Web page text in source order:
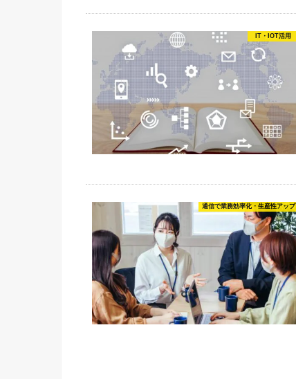
IT・IOT活用
通信で業務効率化・生産性アップ